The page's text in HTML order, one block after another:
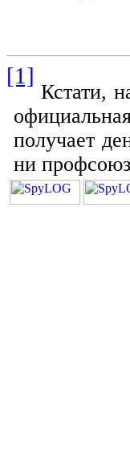
[1]
Кстати,
получает
ни